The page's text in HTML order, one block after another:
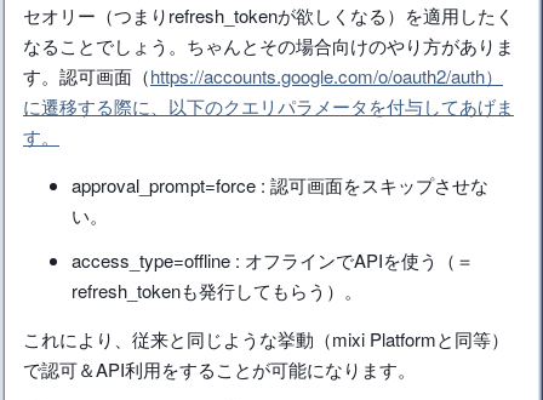
セオリー（つまりrefresh_tokenが欲しくなる）を適用したく
なることでしょう。ちゃんとその場合向けのやり方がありま
す。認可画面（https://accounts.google.com/o/oauth2/auth）
に遷移する際に、以下のクエリパラメータを付与してあげま
す。
approval_prompt=force : 認可画面をスキップさせな
い。
access_type=offline : オフラインでAPIを使う（＝
refresh_tokenも発行してもらう）。
これにより、従来と同じような挙動（mixi Platformと同等）
で認可＆API利用をすることが可能になります。